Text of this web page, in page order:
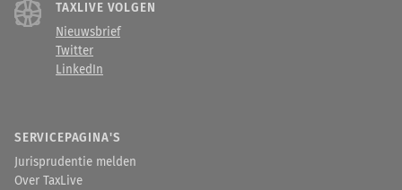
TAXLIVE VOLGEN
Nieuwsbrief
Twitter
LinkedIn
SERVICEPAGINA'S
Jurisprudentie melden
Over TaxLive